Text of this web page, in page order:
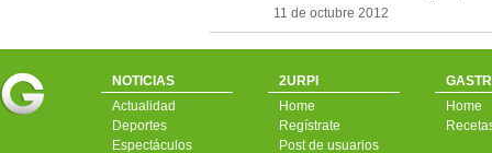
11 de octubre 2012
NOTICIAS
Actualidad
Deportes
Espectáculos
2URPI
Home
Regístrate
Post de usuarios
Home